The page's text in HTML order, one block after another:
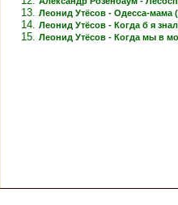
Леонид Утёсов - Одесса-мама
Леонид Утёсов - Когда б я
Леонид Утёсов - Когда мы в